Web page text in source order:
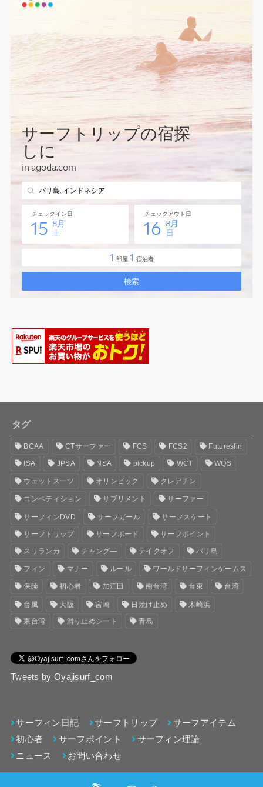
タグ
BCAA CTサーファー FCS FCS2 Futuresfin
ISA JPSA NSA pickup WCT WQS
ウェットスーツ オリンピック クレアチン
コンペティション サプリメント サーファー
サーフィンDVD サーフガール サーフスケート
サーフトリップ サーフボード サーフポイント
スリランカ チャング― テイクオフ バリ島
フィン マナー ルール ワールドサーフィンゲームス
保険 初心者 加江田 南台湾 台東 台湾
台風 大阪 宮崎 日焼け止め 木崎浜
東台湾 滑り止めシート 青島
Tweets by Oyajisurf_com
サーフィン日記 サーフトリップ
サーフアイテム
初心者
サーフポイント
サーフィン理論
ニュース
お問い合わせ